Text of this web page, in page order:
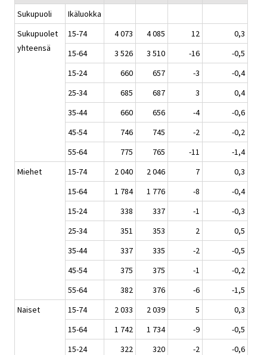
Sukupuoli
Ikäluokka
Sukupuolet
yhteensä
15-74 4 073 4 085 12
0,3
15-64
3 526 3 510 -16
-0,5
15-24
660 657 -3
-0,4
25-34
685 687 3
0,4
35-44
660 656 -4
-0,6
45-54
746 745 -2
-0,2
55-64
775 765 -11
-1,4
Miehet
15-74 2 040 2 046 7
0,3
15-64
1 784 1 776 -8
-0,4
15-24
338 337 -1
-0,3
25-34
351 353 2
0,5
35-44
337 335 -2
-0,5
45-54
375 375 -1
-0,2
55-64
382 376 -6
-1,5
Naiset
15-74 2 033 2 039 5
0,3
15-64
1 742 1 734 -9
-0,5
15-24
322 320 -2
-0,6